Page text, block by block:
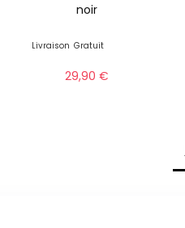
noir
Livraison Gratuit
29,90 €